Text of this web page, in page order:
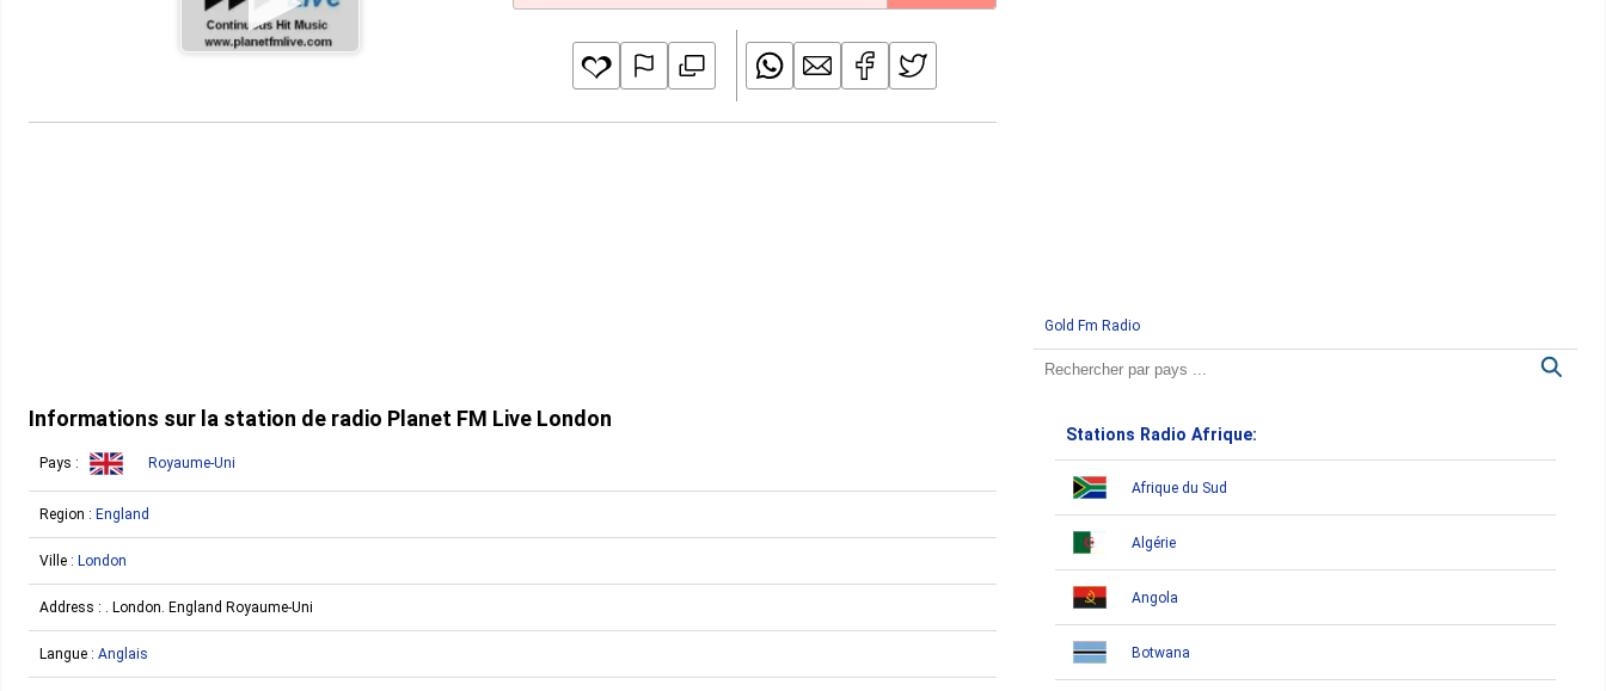
Informations sur la station de radio Planet FM Live London
Pays : Royaume-Uni
Region : England
Ville : London
Address : . London. England Royaume-Uni
Langue : Anglais
Gold Fm Radio
Stations Radio Afrique:
Afrique du Sud
Algérie
Angola
Botwana